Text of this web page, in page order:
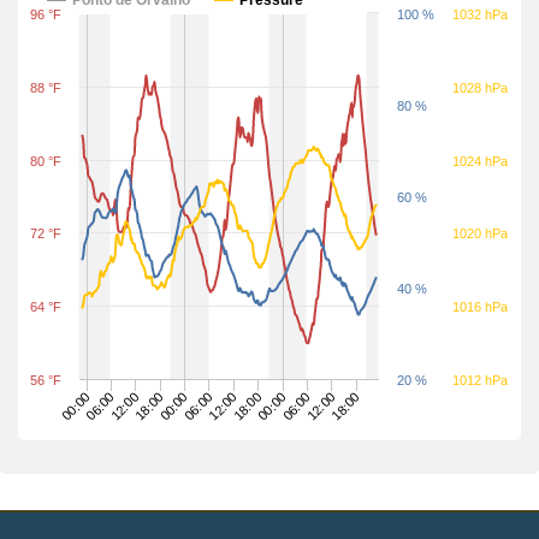
00:00 12:00 00:00 12:00 00:00 12:00
06:00 18:00 06:00 18:00 06:00 18:00
56 °F
64 °F
72 °F
80 °F
88 °F
96 °F
20 %
40 %
60 %
80 %
100 %
1012 hPa
1016 hPa
1020 hPa
1024 hPa
1028 hPa
1032 hPa